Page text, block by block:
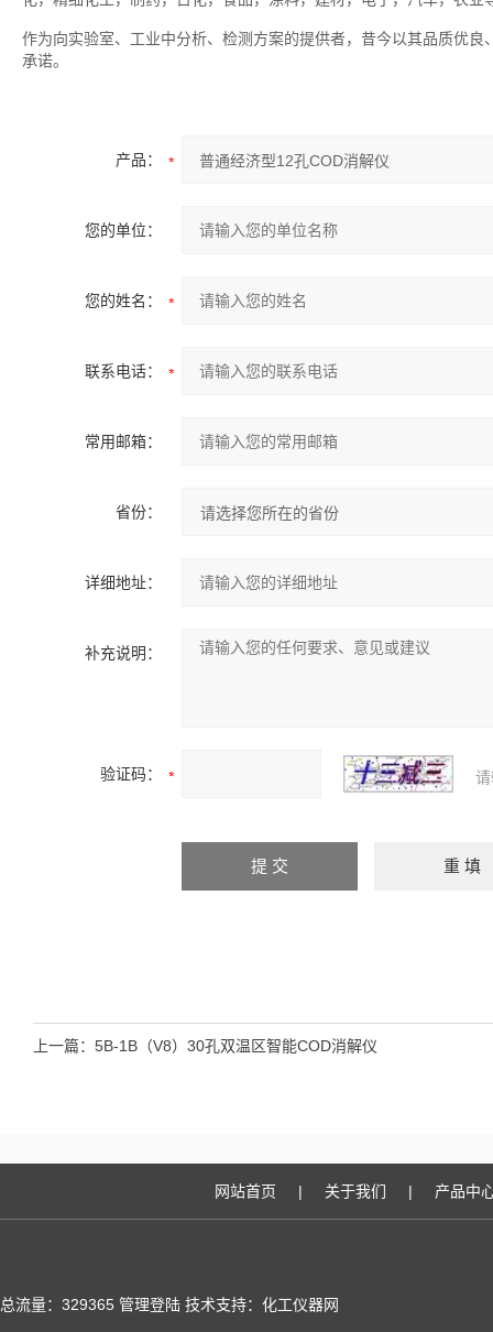
作为向实验室、工业中分析、检测方案的提供者，昔今以其品质优
承诺。
产品：
您的单位：
您的姓名：
联系电话：
常用邮箱：
省份：
详细地址：
补充说明：
验证码：
上一篇： 5B-1B（V8）30孔双温区智能COD消解仪
网站首页 | 关于我们 | 产品中
总流量：329365 管理登陆 技术支持：化工仪器网